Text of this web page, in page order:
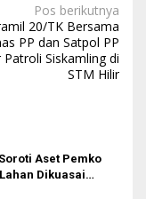
Pos berikutnya
20/TK Bersama
PP dan Satpol PP
Patroli Siskamling di
STM Hilir
Aset Pemko
Dikuasai